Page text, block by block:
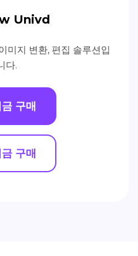
Univd
미지 변환, 편집 솔루션입
다.
구매
구매